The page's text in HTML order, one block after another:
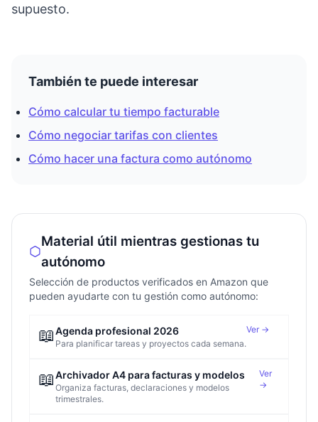
supuesto.
También te puede interesar
Cómo calcular tu tiempo facturable
Cómo negociar tarifas con clientes
Cómo hacer una factura como autónomo
Material útil mientras gestionas tu
autónomo
Selección de productos verificados en Amazon que
pueden ayudarte con tu gestión como autónomo:
📖Agenda profesional 2026
Para planificar tareas y proyectos cada semana.
Ver →
📖Archivador A4 para facturas y modelos
Organiza facturas, declaraciones y modelos
trimestrales.
Ver
→